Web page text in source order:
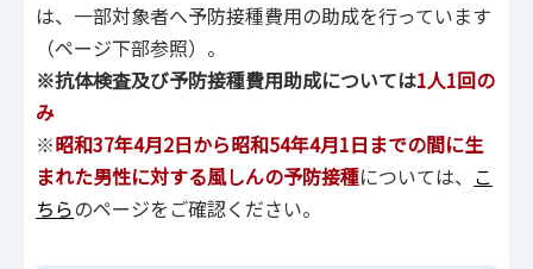
は、一部対象者へ予防接種費用の助成を行っています
（ページ下部参照）。
※抗体検査及び予防接種費用助成については1人1回の
み
※昭和37年4月2日から昭和54年4月1日までの間に生
まれた男性に対する風しんの予防接種については、 こ
ちらのページをご確認ください。